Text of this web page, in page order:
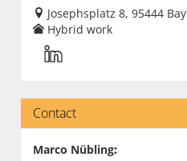
Josephsplatz 8, 95444
Hybrid work
Contact
Marco Nübling: